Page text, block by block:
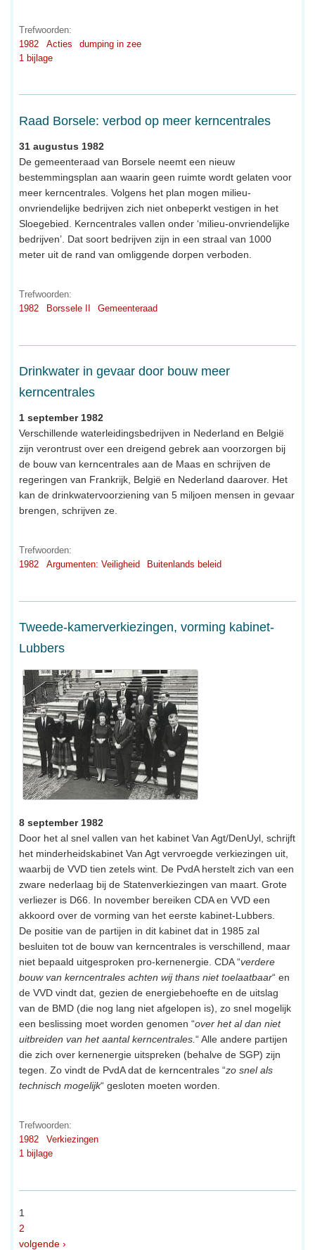
Trefwoorden:
1982
Acties
dumping in zee
1 bijlage
Raad Borsele: verbod op meer kerncentrales
31 augustus 1982
De gemeenteraad van Borsele neemt een nieuw
bestemmingsplan aan waarin geen ruimte wordt gelaten voor
meer kerncentrales. Volgens het plan mogen milieu-
onvriendelijke bedrijven zich niet onbeperkt vestigen in het
Sloegebied. Kerncentrales vallen onder ‘milieu-onvriendelijke
bedrijven’. Dat soort bedrijven zijn in een straal van 1000
meter uit de rand van omliggende dorpen verboden.
Trefwoorden:
1982
Borssele II Gemeenteraad
Drinkwater in gevaar door bouw meer
kerncentrales
1 september 1982
Verschillende waterleidingsbedrijven in Nederland en België
zijn verontrust over een dreigend gebrek aan voorzorgen bij
de bouw van kerncentrales aan de Maas en schrijven de
regeringen van Frankrijk, België en Nederland daarover. Het
kan de drinkwatervoorziening van 5 miljoen mensen in gevaar
brengen, schrijven ze.
Trefwoorden:
1982
Argumenten: Veiligheid Buitenlands beleid
Tweede-kamerverkiezingen, vorming kabinet-
Lubbers
8 september 1982
Door het al snel vallen van het kabinet Van Agt/DenUyl, schrijft
het minderheidskabinet Van Agt vervroegde verkiezingen uit,
waarbij de VVD tien zetels wint. De PvdA herstelt zich van een
zware nederlaag bij de Statenverkiezingen van maart. Grote
verliezer is D66. In november bereiken CDA en VVD een
akkoord over de vorming van het eerste kabinet-Lubbers.
De positie van de partijen in dit kabinet dat in 1985 zal
besluiten tot de bouw van kerncentrales is verschillend, maar
niet bepaald uitgesproken pro-kernenergie. CDA “verdere
bouw van kerncentrales achten wij thans niet toelaatbaar“ en
de VVD vindt dat, gezien de energiebehoefte en de uitslag
van de BMD (die nog lang niet afgelopen is), zo snel mogelijk
een beslissing moet worden genomen “over het al dan niet
uitbreiden van het aantal kerncentrales.“ Alle andere partijen
die zich over kernenergie uitspreken (behalve de SGP) zijn
tegen. Zo vindt de PvdA dat de kerncentrales “zo snel als
technisch mogelijk“ gesloten moeten worden.
Trefwoorden:
1982
Verkiezingen
1 bijlage
1
2
volgende ›